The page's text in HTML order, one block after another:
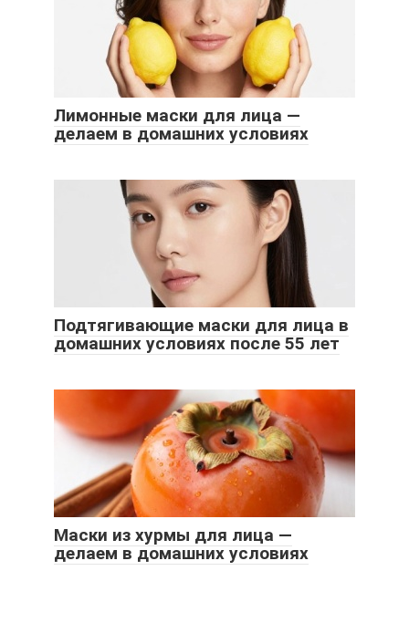
Лимонные маски для лица —
делаем в домашних условиях
Подтягивающие маски для лица в
домашних условиях после 55 лет
Маски из хурмы для лица —
делаем в домашних условиях